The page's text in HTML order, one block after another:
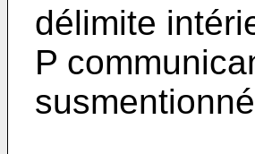
délimite
P